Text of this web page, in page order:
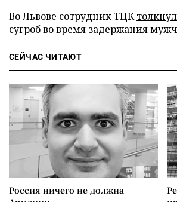
Во Львове сотрудник ТЦКтолкнул
сугроб во время задержания
СЕЙЧАС ЧИТАЮТ
Россия ничего не должна